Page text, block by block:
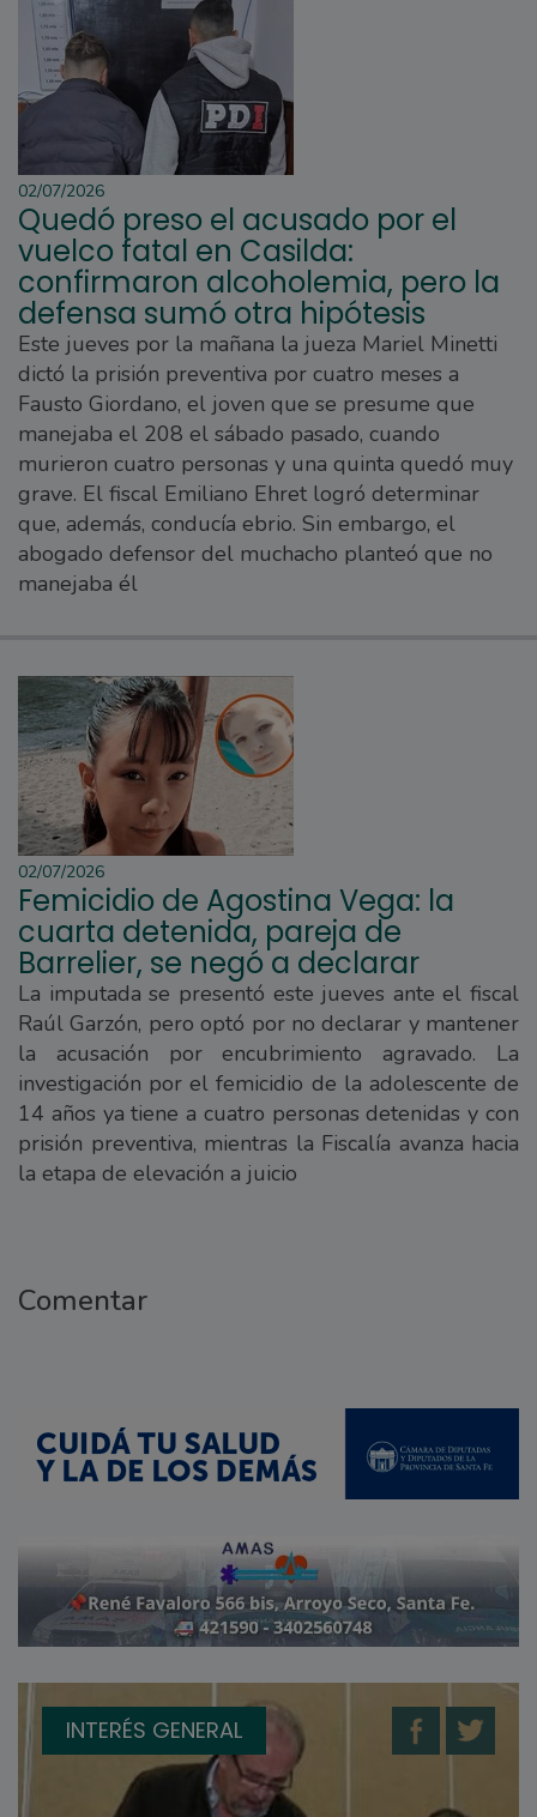
02/07/2026
Quedó preso el acusado por el
vuelco fatal en Casilda:
confirmaron alcoholemia, pero la
defensa sumó otra hipótesis
Este jueves por la mañana la jueza Mariel Minetti
dictó la prisión preventiva por cuatro meses a
Fausto Giordano, el joven que se presume que
manejaba el 208 el sábado pasado, cuando
murieron cuatro personas y una quinta quedó muy
grave. El fiscal Emiliano Ehret logró determinar
que, además, conducía ebrio. Sin embargo, el
abogado defensor del muchacho planteó que no
manejaba él
02/07/2026
Femicidio de Agostina Vega: la
cuarta detenida, pareja de
Barrelier, se negó a declarar
La imputada se presentó este jueves ante el fiscal
Raúl Garzón, pero optó por no declarar y mantener
la acusación por encubrimiento agravado. La
investigación por el femicidio de la adolescente de
14 años ya tiene a cuatro personas detenidas y con
prisión preventiva, mientras la Fiscalía avanza hacia
la etapa de elevación a juicio
Comentar
INTERÉS GENERAL